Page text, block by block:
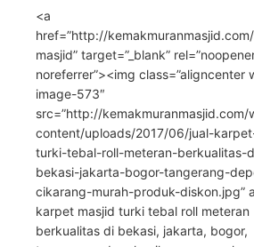
<a
href=”http://
masjid” target=”_blank”
noreferrer”><img class=”aligncenter
image-573″
src=”http://kemakmuranmasjid.com/
content/uploads/2017/06/jual-
turki-tebal-roll-meteran-berkualitas-
bekasi-jakarta-bogor-tangerang-
cikarang-murah-produk-diskon.jpg”
karpet masjid turki tebal roll meteran
berkualitas di bekasi, jakarta, bogor,